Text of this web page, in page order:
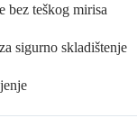
bez teškog mirisa
sigurno skladištenje